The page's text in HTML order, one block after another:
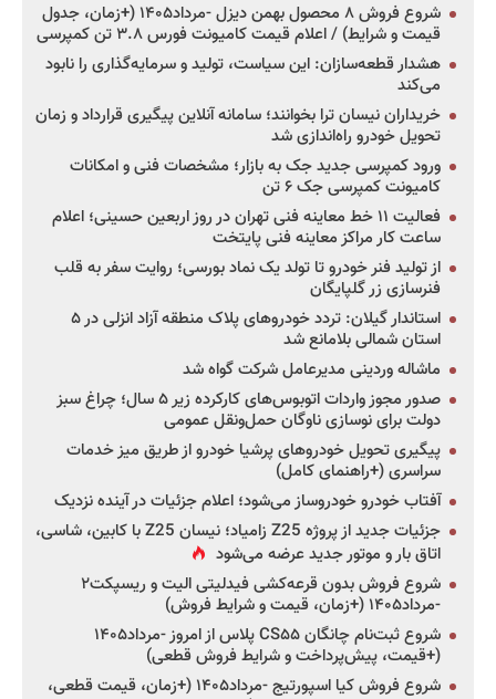
شروع فروش ۸ محصول بهمن دیزل -مرداد۱۴۰۵ (+زمان، جدول
قیمت و شرایط) / اعلام قیمت کامیونت فورس ۳.۸ تن کمپرسی
هشدار قطعه‌سازان: این سیاست، تولید و سرمایه‌گذاری را نابود
می‌کند
خریداران نیسان ترا بخوانند؛ سامانه آنلاین پیگیری قرارداد و زمان
تحویل خودرو راه‌اندازی شد
ورود کمپرسی جدید جک به بازار؛ مشخصات فنی و امکانات
کامیونت کمپرسی جک ۶ تن
فعالیت ۱۱ خط معاینه فنی تهران در روز اربعین حسینی؛ اعلام
ساعت کار مراکز معاینه فنی پایتخت
از تولید فنر خودرو تا تولد یک نماد بورسی؛ روایت سفر به قلب
فنرسازی زر گلپایگان
استاندار گیلان: تردد خودروهای پلاک منطقه آزاد انزلی در ۵
استان شمالی بلامانع شد
ماشاله وردینی مدیرعامل شرکت گواه شد
صدور مجوز واردات اتوبوس‌های کارکرده زیر ۵ سال؛ چراغ سبز
دولت برای نوسازی ناوگان حمل‌ونقل عمومی
پیگیری تحویل خودروهای پرشیا خودرو از طریق میز خدمات
سراسری (+راهنمای کامل)
آفتاب خودرو خودروساز می‌شود؛ اعلام جزئیات در آینده نزدیک
جزئیات جدید از پروژه Z25 زامیاد؛ نیسان Z25 با کابین، شاسی،
اتاق بار و موتور جدید عرضه می‌شود
شروع فروش بدون قرعه‌کشی فیدلیتی الیت و ریسپکت۲
-مرداد۱۴۰۵ (+زمان، قیمت و شرایط فروش)
شروع ثبت‌نام چانگان CS۵۵ پلاس از امروز -مرداد۱۴۰۵
(+قیمت، پیش‌پرداخت و شرایط فروش قطعی)
شروع فروش کیا اسپورتیج -مرداد۱۴۰۵ (+زمان، قیمت قطعی،